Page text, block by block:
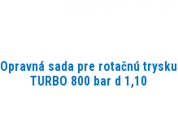
Opravná sada pre rotačnú trysku
TURBO 800 bar d 1,10